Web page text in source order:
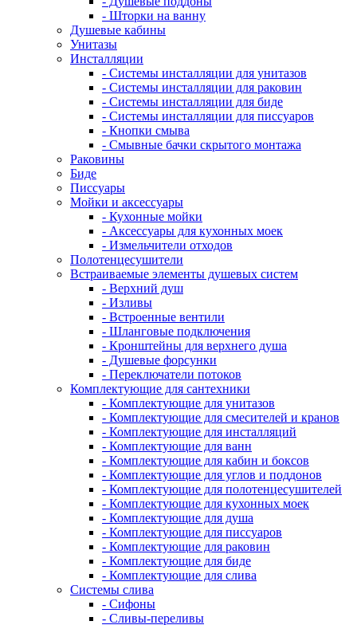
- Шторки на ванну
Душевые кабины
Унитазы
Инсталляции
- Системы инсталляции для унитазов
- Системы инсталляции для раковин
- Системы инсталляции для биде
- Системы инсталляции для писсуаров
- Кнопки смыва
- Смывные бачки скрытого монтажа
Раковины
Биде
Писсуары
Мойки и аксессуары
- Кухонные мойки
- Аксессуары для кухонных моек
- Измельчители отходов
Полотенцесушители
Встраиваемые элементы душевых систем
- Верхний душ
- Изливы
- Встроенные вентили
- Шланговые подключения
- Кронштейны для верхнего душа
- Душевые форсунки
- Переключатели потоков
Комплектующие для сантехники
- Комплектующие для унитазов
- Комплектующие для смесителей и кранов
- Комплектующие для инсталляций
- Комплектующие для ванн
- Комплектующие для кабин и боксов
- Комплектующие для углов и поддонов
- Комплектующие для полотенцесушителей
- Комплектующие для кухонных моек
- Комплектующие для душа
- Комплектующие для писсуаров
- Комплектующие для раковин
- Комплектующие для биде
- Комплектующие для слива
Системы слива
- Сифоны
- Сливы-переливы